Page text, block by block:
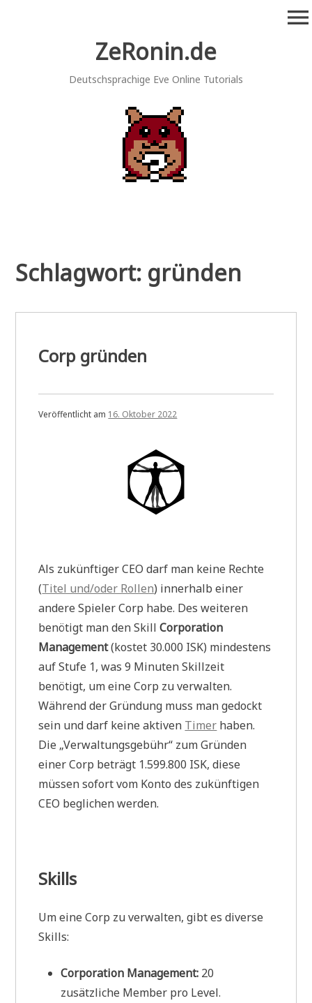
ZeRonin.de
Deutschsprachige Eve Online Tutorials
menu
Schlagwort: gründen
Corp gründen
Veröffentlicht am 16. Oktober 2022
Als zukünftiger CEO darf man keine Rechte
(Titel und/oder Rollen) innerhalb einer
andere Spieler Corp habe. Des weiteren
benötigt man den Skill Corporation
Management(kostet 30.000 ISK) mindestens
auf Stufe 1, was 9 Minuten Skillzeit
benötigt, um eine Corp zu verwalten.
Während der Gründung muss man gedockt
sein und darf keine aktiven Timer haben.
Die „Verwaltungsgebühr“ zum Gründen
einer Corp beträgt 1.599.800 ISK, diese
müssen sofort vom Konto des zukünftigen
CEO beglichen werden.
Skills
Um eine Corp zu verwalten, gibt es diverse
Skills:
Corporation Management: 20
zusätzliche Member pro Level.